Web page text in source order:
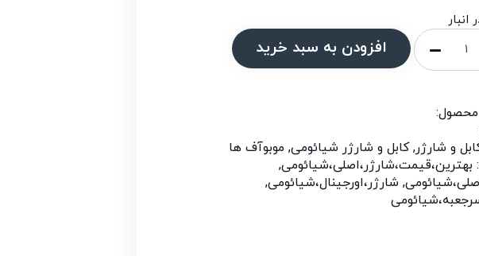
افزودن به سبد خرید
و شارژر,کابل و شارژر شیائومی, موبوآف ها
بهترین،قیمت،شارژر،اصلی،شیائومی,
, شارژر،اورجینال،شیائومی,